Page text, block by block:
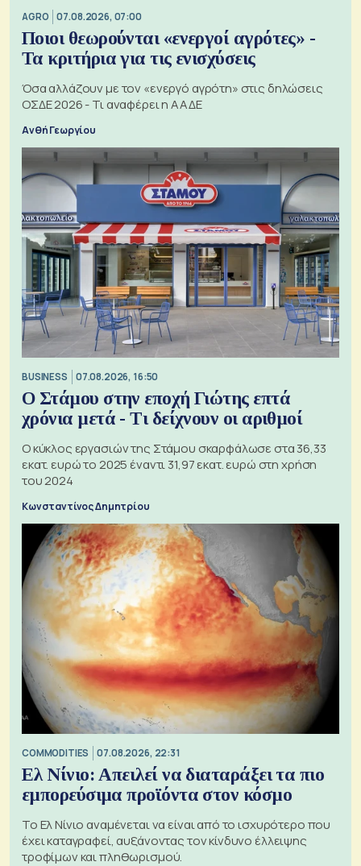
AGRO 07.08.2026, 07:00
Ποιοι θεωρούνται «ενεργοί αγρότες» -
Τα κριτήρια για τις ενισχύσεις
Όσα αλλάζουν με τον «ενεργό αγρότη» στις δηλώσεις
ΟΣΔΕ 2026 - Τι αναφέρει η ΑΑΔΕ
Ανθή Γεωργίου
BUSINESS 07.08.2026, 16:50
Ο Στάμου στην εποχή Γιώτης επτά
χρόνια μετά - Τι δείχνουν οι αριθμοί
Ο κύκλος εργασιών της Στάμου σκαρφάλωσε στα 36,33
εκατ. ευρώ το 2025 έναντι 31,97 εκατ. ευρώ στη χρήση
του 2024
Κωνσταντίνος Δημητρίου
COMMODITIES 07.08.2026, 22:31
Ελ Νίνιο: Απειλεί να διαταράξει τα πιο
εμπορεύσιμα προϊόντα στον κόσμο
Το Ελ Νίνιο αναμένεται να είναι από το ισχυρότερο που
έχει καταγραφεί, αυξάνοντας τον κίνδυνο έλλειψης
τροφίμων και πληθωρισμού.